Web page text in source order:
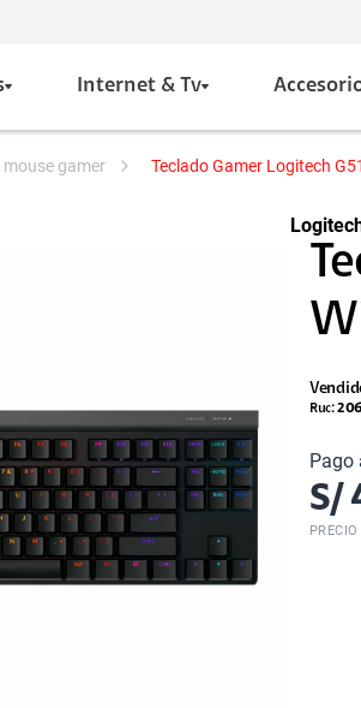
Internet & Tv
mouse gamer Teclado Gamer Logitech
Ruc:
Pago
S/